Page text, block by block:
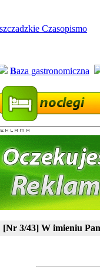
Baza gastronomiczna
[Nr 3/43] W imieniu